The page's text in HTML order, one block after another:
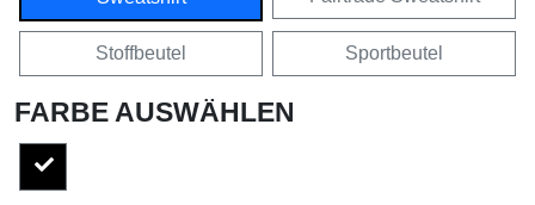
Stoffbeutel Sportbeutel
FARBE AUSWÄHLEN